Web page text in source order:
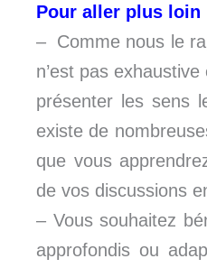
Pour aller plus loin
– Comme nous le
n’est pas
présenter les sens
existe de
que vous
de vos discussions
– Vous souhaitez
approfondis ou